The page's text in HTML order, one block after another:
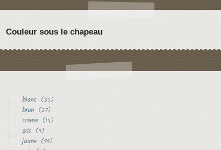
Couleur sous le chapeau
blanc (33)
brun (27)
creme (14)
gris (9)
jaune (99)